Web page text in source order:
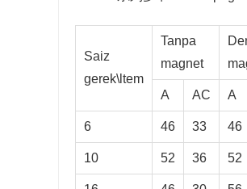
Saiz
gerek\ltem
Tanpa
magnet
A
AC A
6 46 33 46
10 52 36 52